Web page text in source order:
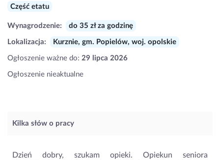
Część etatu
Wynagrodzenie: do 35 zł za godzinę
Lokalizacja: Kurznie, gm. Popielów, woj. opolskie
Ogłoszenie ważne do: 29 lipca 2026
Ogłoszenie nieaktualne
Kilka słów o pracy
Dzień dobry, szukam opieki. Opiekun seniora